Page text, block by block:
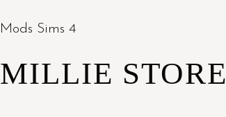
Mods Sims 4
MILLIE STORE